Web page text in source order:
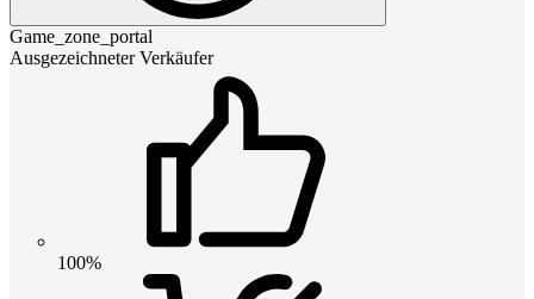
Game_zone_portal
Ausgezeichneter Verkäufer
100%